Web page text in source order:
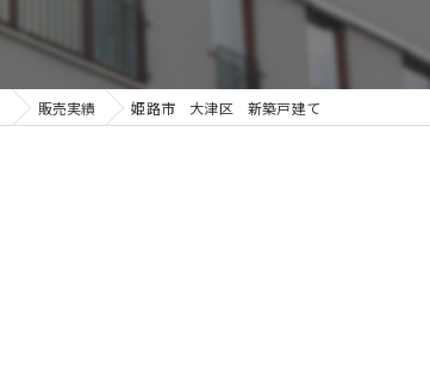
販売実績 姫路市 大津区 新築戸建て